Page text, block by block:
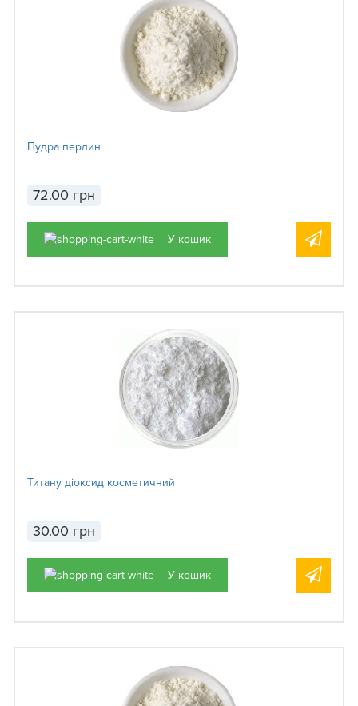
Пудра перлин
72.00 грн
У кошик
Титану діоксид косметичний
30.00 грн
У кошик